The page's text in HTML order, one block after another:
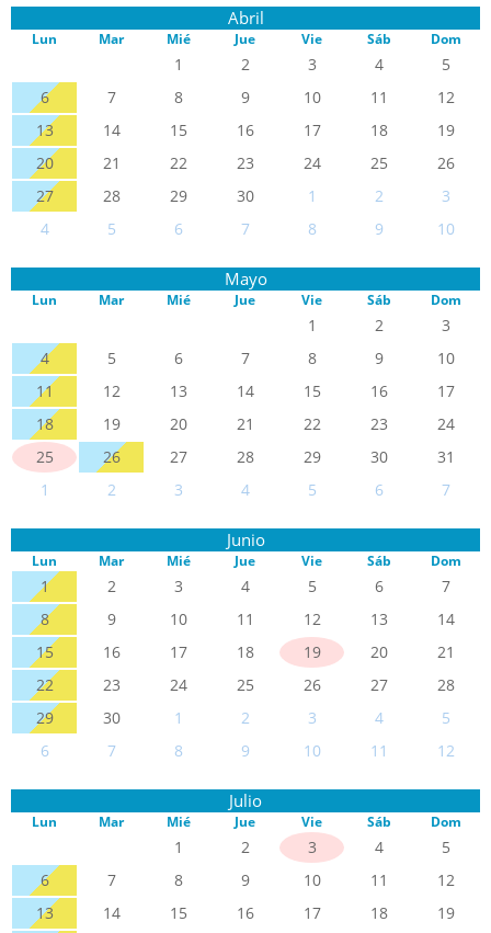
Abril
Lun Mar Mié Jue Vie Sáb Dom
1 2 3 4
5
6
7 8 9 10 11
12
13
14 15 16 17 18
19
20
21 22 23 24 25
26
27
28 29 30 1 2
3
4
5 6 7 8 9 10
Mayo
Lun Mar Mié Jue Vie Sáb Dom
1 2
3
4
5 6 7 8 9
10
11
12 13 14 15 16
17
18
19 20 21 22 23
24
25
26 27 28 29 30
31
1
2 3 4 5 6 7
Junio
Lun Mar Mié Jue Vie Sáb Dom
1 2 3 4 5 6
7
8
9 10 11 12 13
14
15
16 17 18 19 20
21
22
23 24 25 26 27
28
29
30 1 2 3 4
5
6
7 8 9 10 11 12
Julio
Lun Mar Mié Jue Vie Sáb Dom
1 2 3 4
5
6
7 8 9 10 11
12
13
14 15 16 17 18
19